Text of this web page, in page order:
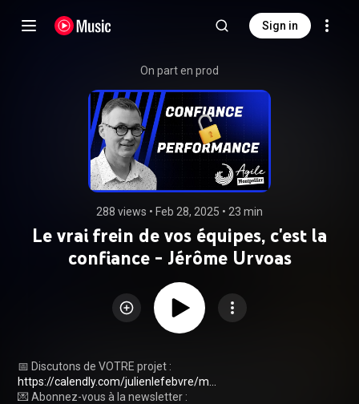
Sign in
On part en prod
288 views • Feb 28, 2025 • 23 min
Le vrai frein de vos équipes, c'est la
confiance - Jérôme Urvoas
📅 Discutons de VOTRE projet :
https://calendly.com/julienlefebvre/m...
💌 Abonnez-vous à la newsletter :